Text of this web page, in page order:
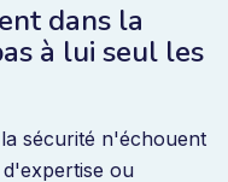
dans la
à lui seul les
sécurité n'échouent
ou